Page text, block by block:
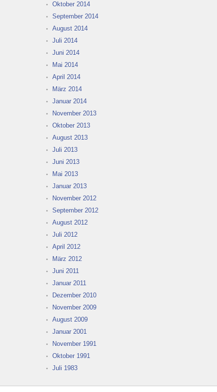
Oktober 2014
September 2014
August 2014
Juli 2014
Juni 2014
Mai 2014
April 2014
März 2014
Januar 2014
November 2013
Oktober 2013
August 2013
Juli 2013
Juni 2013
Mai 2013
Januar 2013
November 2012
September 2012
August 2012
Juli 2012
April 2012
März 2012
Juni 2011
Januar 2011
Dezember 2010
November 2009
August 2009
Januar 2001
November 1991
Oktober 1991
Juli 1983